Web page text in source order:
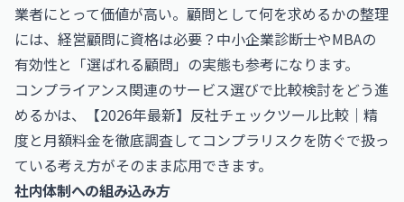
業者にとって価値が高い。顧問として何を求めるかの整理
には、 経営顧問に資格は必要？中小企業診断士やMBAの
有効性と「選ばれる顧問」の実態も参考になります。
コンプライアンス関連のサービス選びで比較検討をどう進
めるかは、
【2026年最新】反社チェックツール比較｜精
度と月額料金を徹底調査してコンプラリスクを防ぐで扱っ
ている考え方がそのまま応用できます。
社内体制への組み込み方